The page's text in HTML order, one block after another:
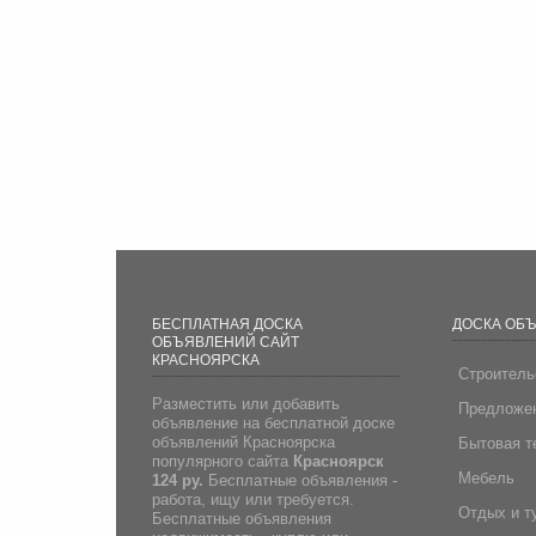
БЕСПЛАТНАЯ ДОСКА
ОБЪЯВЛЕНИЙ САЙТ
КРАСНОЯРСКА
Разместить или добавить
объявление на бесплатной доске
объявлений Красноярска
популярного сайта Красноярск
124 ру. Бесплатные объявления -
работа, ищу или требуется.
Бесплатные объявления
ДОСКА
Бытовая
Мебель
Отдых и